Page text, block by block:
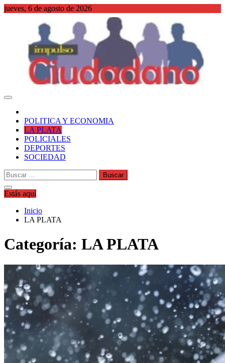
Saltar
jueves, 6 de agosto de 2026
POLITICA Y ECONOMIA
LA PLATA
POLICIALES
DEPORTES
SOCIEDAD
Buscar:
Estás aquí
Inicio
LA PLATA
Categoría: LA PLATA